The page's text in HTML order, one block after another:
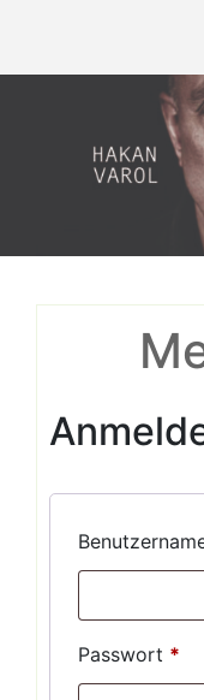
content
Passwort *